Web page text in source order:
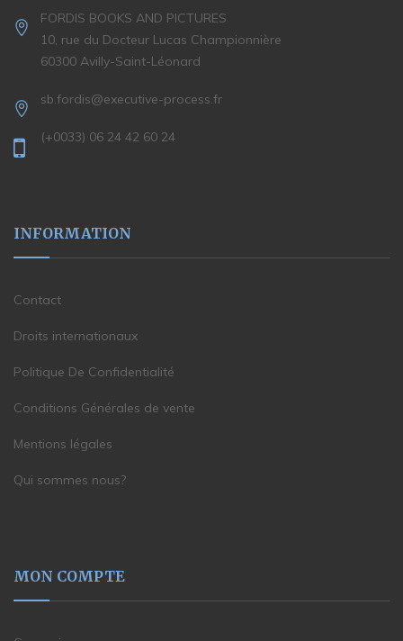
FORDIS BOOKS AND PICTURES
10, rue du Docteur Lucas Championnière
60300 Avilly-Saint-Léonard
sb.fordis@executive-process.fr
(+0033) 06 24 42 60 24
INFORMATION
Contact
Droits internationaux
Politique De Confidentialité
Conditions Générales de vente
Mentions légales
Qui sommes nous?
MON COMPTE